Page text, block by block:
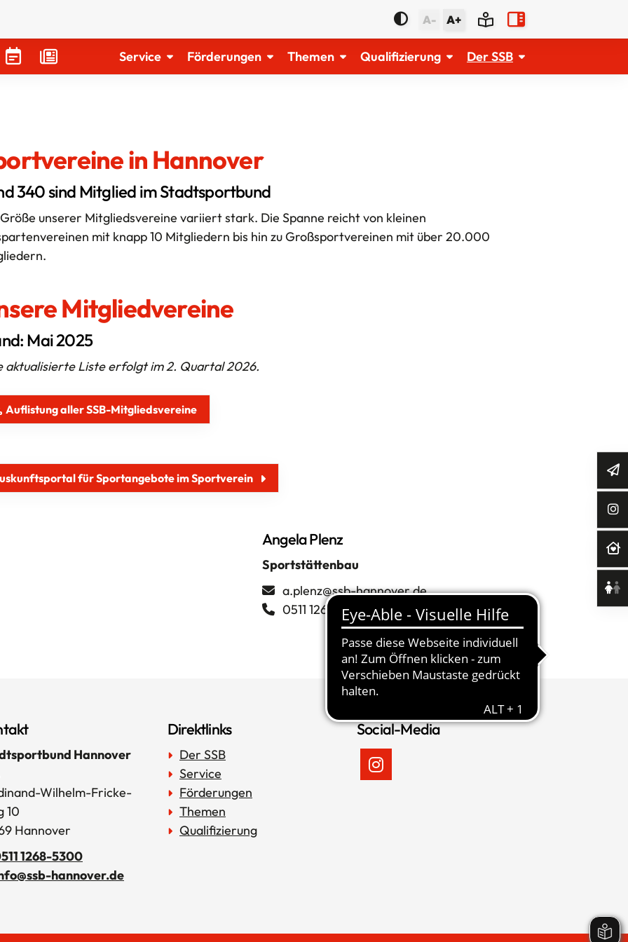
A- A+
Service Förderungen Themen Qualifizierung Der SSB
in Hannover
340 sind Mitglied im Stadtsportbund
unserer Mitgliedsvereine variiert stark. Die Spanne reicht von kleinen
mit knapp 10 Mitgliedern bis hin zu Großsportvereinen mit über 20.000
Mitgliedvereine
Mai 2025
aktualisierte Liste erfolgt im 2. Quartal 2026.
Auflistung aller SSB-Mitgliedsvereine
für Sportangebote im Sportverein
Angela Plenz
Sportstättenbau
a.plenz@ssb-hannover.de
0511 1268-5311
Hannover
Wilhelm-Fricke-
10
Hannover
1268-5300
hannover.de
Direktlinks
Der SSB
Service
Förderungen
Themen
Qualifizierung
Social-Media
Direktlinks
Der SSB
Service
Förderungen
Qualifizierung